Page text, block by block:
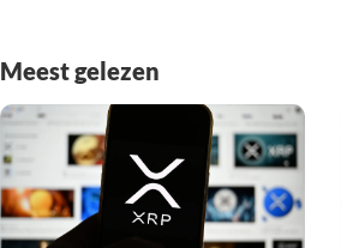
Meest gelezen